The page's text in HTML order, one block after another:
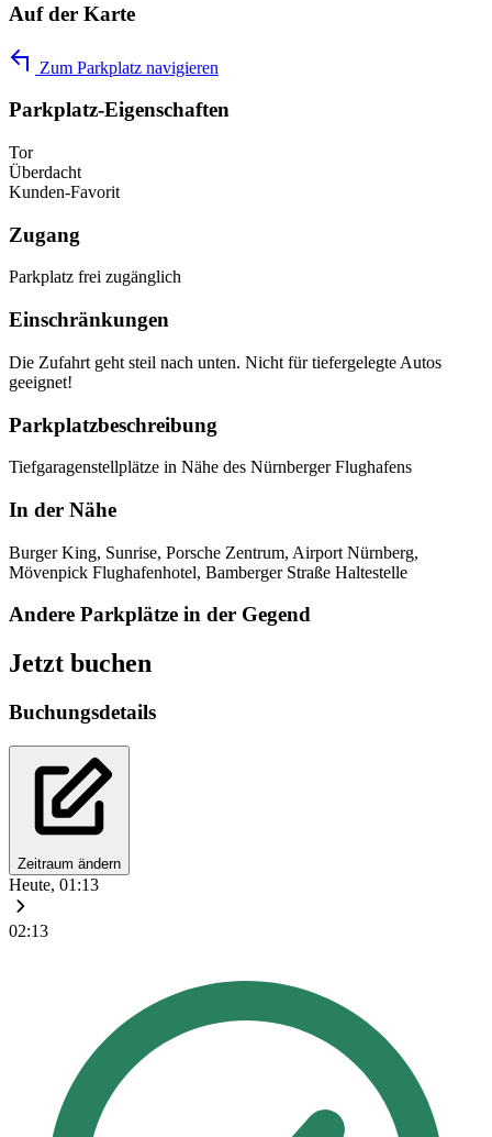
Auf der Karte
Zum Parkplatz navigieren
Parkplatz-Eigenschaften
Tor
Überdacht
Kunden-Favorit
Zugang
Parkplatz frei zugänglich
Einschränkungen
Die Zufahrt geht steil nach unten. Nicht für tiefergelegte Autos
geeignet!
Parkplatzbeschreibung
Tiefgaragenstellplätze in Nähe des Nürnberger Flughafens
In der Nähe
Burger King, Sunrise, Porsche Zentrum, Airport Nürnberg,
Mövenpick Flughafenhotel, Bamberger Straße Haltestelle
Andere Parkplätze in der Gegend
Jetzt buchen
Buchungsdetails
Zeitraum ändern
Heute, 01:13
02:13